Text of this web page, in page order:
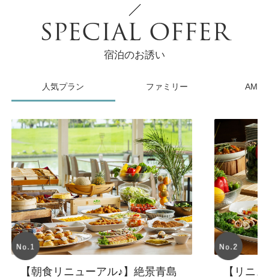
SPECIAL OFFER
宿泊のお誘い
人気プラン ファミリー AMC
【朝食リニューアル♪】絶景青島
【リニ